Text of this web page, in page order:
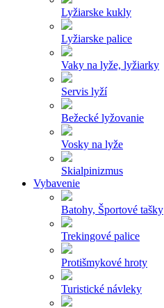
Lyžiarske kukly
Lyžiarske palice
Vaky na lyže, lyžiarky
Servis lyží
Bežecké lyžovanie
Vosky na lyže
Skialpinizmus
Vybavenie
Batohy, Športové tašky
Trekingové palice
Protišmykové hroty
Turistické návleky